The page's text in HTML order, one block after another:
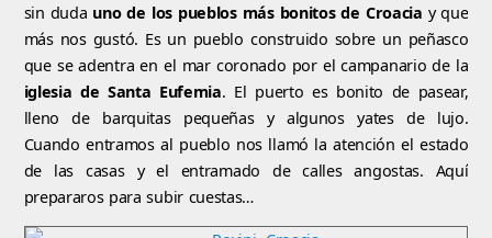
sin duda uno de los pueblos más bonitos de Croacia y que
más nos gustó. Es un pueblo construido sobre un peñasco
que se adentra en el mar coronado por el campanario de la
iglesia de Santa Eufemia. El puerto es bonito de pasear,
lleno de barquitas pequeñas y algunos yates de lujo.
Cuando entramos al pueblo nos llamó la atención el estado
de las casas y el entramado de calles angostas. Aquí
prepararos para subir cuestas…